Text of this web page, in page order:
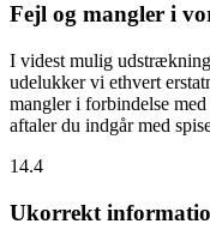
Fejl og mangler i
I videst mulig
udelukker vi ethvert
mangler i forbindelse
aftaler du indgår med
14.4
Ukorrekt